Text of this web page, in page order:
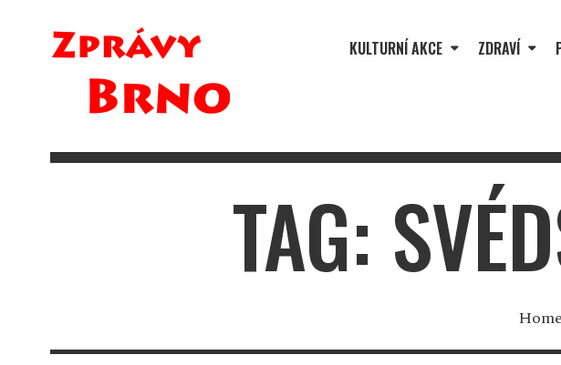
KULTURNÍ AKCE ZDRAVÍ
TAG:
Home